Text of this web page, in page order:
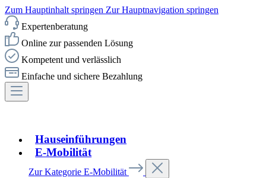
Zum Hauptinhalt springen Zur Hauptnavigation springen
Expertenberatung
Online zur passenden Lösung
Kompetent und verlässlich
Einfache und sichere Bezahlung
Hauseinführungen
E-Mobilität
Zur Kategorie E-Mobilität